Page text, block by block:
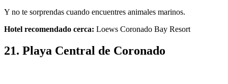
Y no te sorprendas cuando encuentres animales marinos.
Hotel recomendado cerca: Loews Coronado Bay Resort
21. Playa Central de Coronado